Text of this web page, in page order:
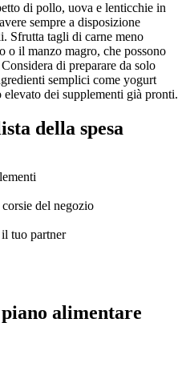
di pollo, uova e lenticchie in
sempre a disposizione
Sfrutta tagli di carne meno
o il manzo magro, che possono
di preparare da solo
semplici come yogurt
elevato dei supplementi già pronti.
della spesa
del negozio
tuo partner
alimentare